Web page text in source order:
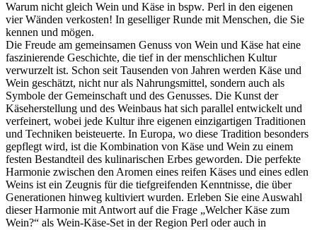
Warum nicht gleich Wein und Käse in bspw. Perl in den eigenen
vier Wänden verkosten! In geselliger Runde mit Menschen, die Sie
kennen und mögen.
Die Freude am gemeinsamen Genuss von Wein und Käse hat eine
faszinierende Geschichte, die tief in der menschlichen Kultur
verwurzelt ist. Schon seit Tausenden von Jahren werden Käse und
Wein geschätzt, nicht nur als Nahrungsmittel, sondern auch als
Symbole der Gemeinschaft und des Genusses. Die Kunst der
Käseherstellung und des Weinbaus hat sich parallel entwickelt und
verfeinert, wobei jede Kultur ihre eigenen einzigartigen Traditionen
und Techniken beisteuerte. In Europa, wo diese Tradition besonders
gepflegt wird, ist die Kombination von Käse und Wein zu einem
festen Bestandteil des kulinarischen Erbes geworden. Die perfekte
Harmonie zwischen den Aromen eines reifen Käses und eines edlen
Weins ist ein Zeugnis für die tiefgreifenden Kenntnisse, die über
Generationen hinweg kultiviert wurden. Erleben Sie eine Auswahl
dieser Harmonie mit Antwort auf die Frage „Welcher Käse zum
Wein?“ als Wein-Käse-Set in der Region Perl oder auch in